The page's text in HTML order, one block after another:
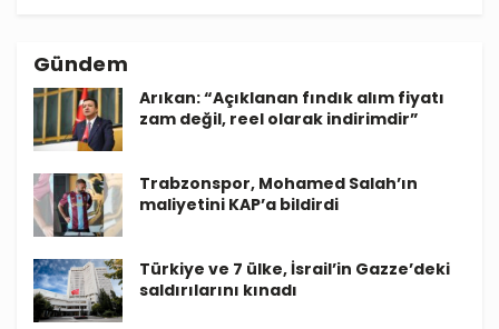
Gündem
Arıkan: “Açıklanan fındık alım fiyatı
zam değil, reel olarak indirimdir”
Trabzonspor, Mohamed Salah’ın
maliyetini KAP’a bildirdi
Türkiye ve 7 ülke, İsrail’in Gazze’deki
saldırılarını kınadı